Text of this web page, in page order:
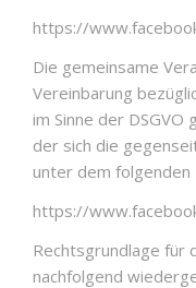
https://
Die gemeinsame
Vereinbarung
im Sinne der
der sich die
unter dem folgenden
https://
Rechtsgrundlage für
nachfolgend